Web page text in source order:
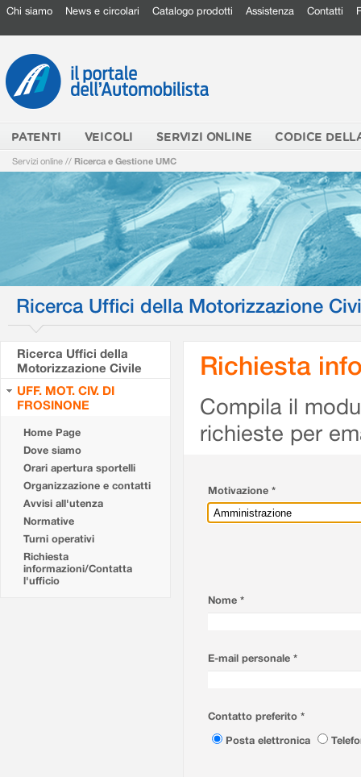
Chi siamo News e circolari Catalogo prodotti Assistenza Contatti
PATENTI VEICOLI SERVIZI ONLINE CODICE
Servizi online // Ricerca e Gestione UMC
Ricerca Uffici della Motorizzazione
Ricerca Uffici della
Motorizzazione Civile
UFF. MOT. CIV. DI
FROSINONE
Home Page
Dove siamo
Orari apertura sportelli
Organizzazione e contatti
Avvisi all'utenza
Normative
Turni operativi
Richiesta
informazioni/Contatta
l'ufficio
Richiesta
Compila il
richieste per
Motivazione *
Nome *
E-mail personale *
Contatto preferito *
Posta elettronica